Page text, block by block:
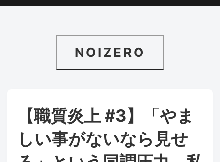
NOIZERO
【職質炎上 #3】「やま
しい事がないなら見せ